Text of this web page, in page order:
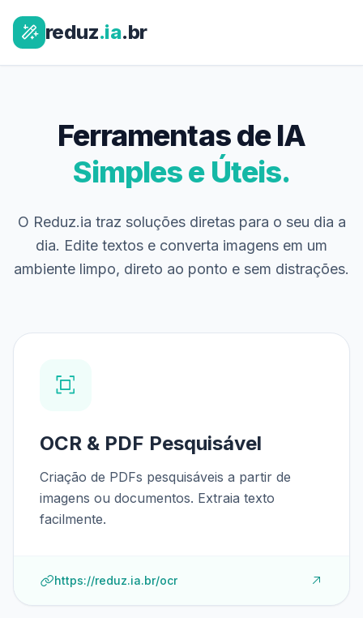
reduz.ia.br
Ferramentas de IA
Simples e Úteis.
O Reduz.ia traz soluções diretas para o seu dia a
dia. Edite textos e converta imagens em um
ambiente limpo, direto ao ponto e sem distrações.
OCR & PDF Pesquisável
Criação de PDFs pesquisáveis a partir de
imagens ou documentos. Extraia texto
facilmente.
https://reduz.ia.br/ocr